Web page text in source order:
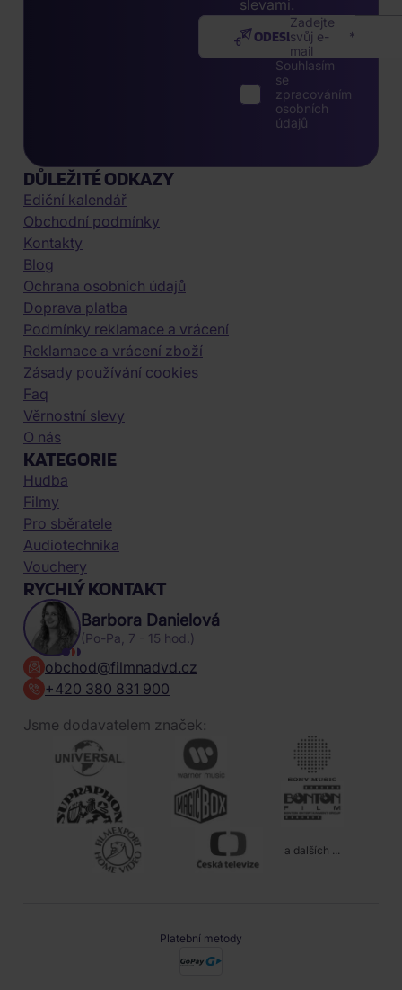
slevami.
Zadejte
svůj e-
mail
ODESLAT
Souhlasím
se
zpracováním
osobních
údajů
DŮLEŽITÉ ODKAZY
Ediční kalendář
Obchodní podmínky
Kontakty
Blog
Ochrana osobních údajů
Doprava platba
Podmínky reklamace a vrácení
Reklamace a vrácení zboží
Zásady používání cookies
Faq
Věrnostní slevy
O nás
KATEGORIE
Hudba
Filmy
Pro sběratele
Audiotechnika
Vouchery
RYCHLÝ KONTAKT
Barbora Danielová
(Po-Pa, 7 - 15 hod.)
obchod@filmnadvd.cz
+420 380 831 900
Jsme dodavatelem značek:
a dalších ...
Platební metody